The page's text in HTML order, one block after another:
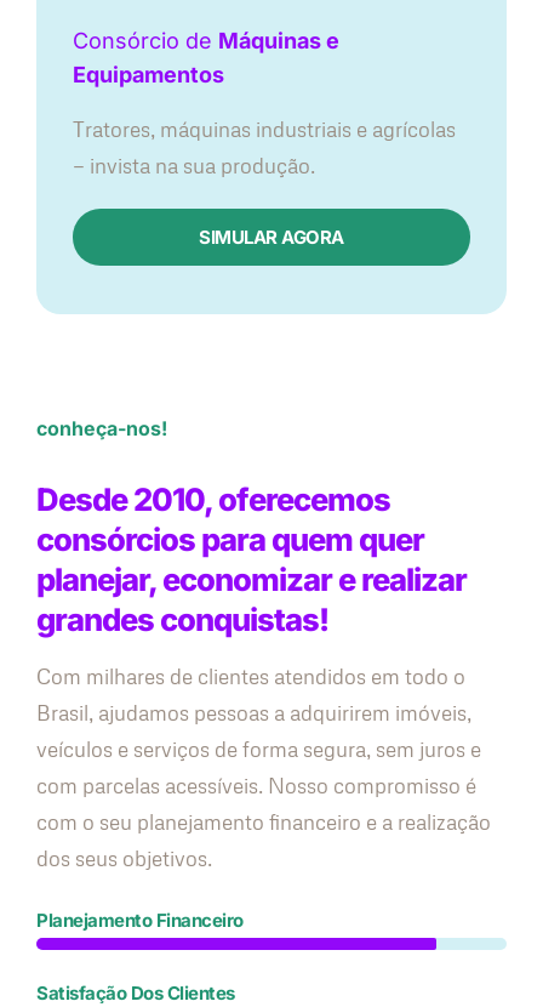
Consórcio de Máquinas e
Equipamentos
Tratores, máquinas industriais e agrícolas
— invista na sua produção.
SIMULAR AGORA
conheça-nos!
Desde 2010, oferecemos
consórcios para quem quer
planejar, economizar e realizar
grandes conquistas!
Com milhares de clientes atendidos em todo o
Brasil, ajudamos pessoas a adquirirem imóveis,
veículos e serviços de forma segura, sem juros e
com parcelas acessíveis. Nosso compromisso é
com o seu planejamento financeiro e a realização
dos seus objetivos.
Planejamento Financeiro
Satisfação Dos Clientes